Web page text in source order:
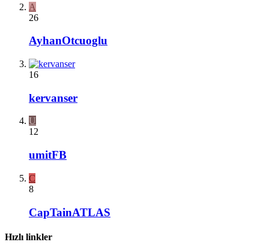
A
26
AyhanOtcuoglu
16
kervanser
U
12
umitFB
C
8
CapTainATLAS
Hızlı linkler